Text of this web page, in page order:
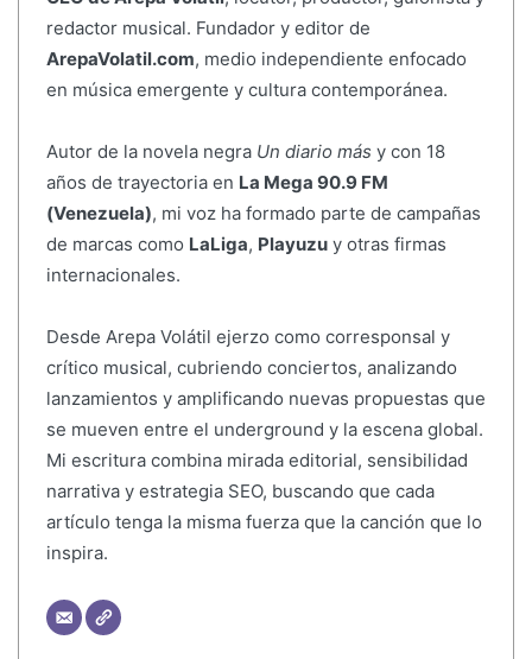
redactor musical. Fundador y editor de
ArepaVolatil.com, medio independiente enfocado
en música emergente y cultura contemporánea.
Autor de la novela negra Un diario más y con 18
años de trayectoria en La Mega 90.9 FM
(Venezuela), mi voz ha formado parte de campañas
de marcas como LaLiga, Playuzuy otras firmas
internacionales.
Desde Arepa Volátil ejerzo como corresponsal y
crítico musical, cubriendo conciertos, analizando
lanzamientos y amplificando nuevas propuestas que
se mueven entre el underground y la escena global.
Mi escritura combina mirada editorial, sensibilidad
narrativa y estrategia SEO, buscando que cada
artículo tenga la misma fuerza que la canción que lo
inspira.